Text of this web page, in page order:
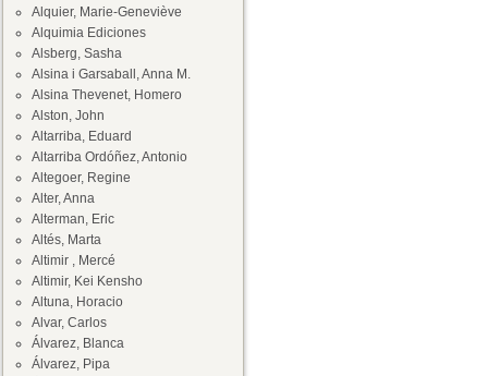
Alquier, Marie-Geneviève
Alquimia Ediciones
Alsberg, Sasha
Alsina i Garsaball, Anna M.
Alsina Thevenet, Homero
Alston, John
Altarriba, Eduard
Altarriba Ordóñez, Antonio
Altegoer, Regine
Alter, Anna
Alterman, Eric
Altés, Marta
Altimir , Mercé
Altimir, Kei Kensho
Altuna, Horacio
Alvar, Carlos
Álvarez, Blanca
Álvarez, Pipa